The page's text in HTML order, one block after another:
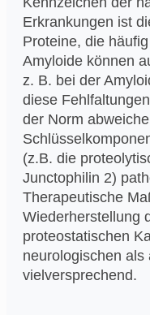
Erkrankungen ist
Proteine, die
Amyloide können
z. B. bei der
diese
der Norm
(z.B. die
Junctophilin 2)
Therapeutische
Wiederherstellung
proteostatischen
neurologischen als
vielversprechend.